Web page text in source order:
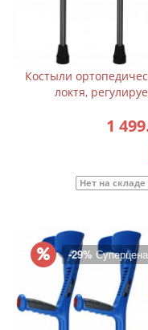
Костыли
локтя,
1
Нет на складе
-29% Суперцена